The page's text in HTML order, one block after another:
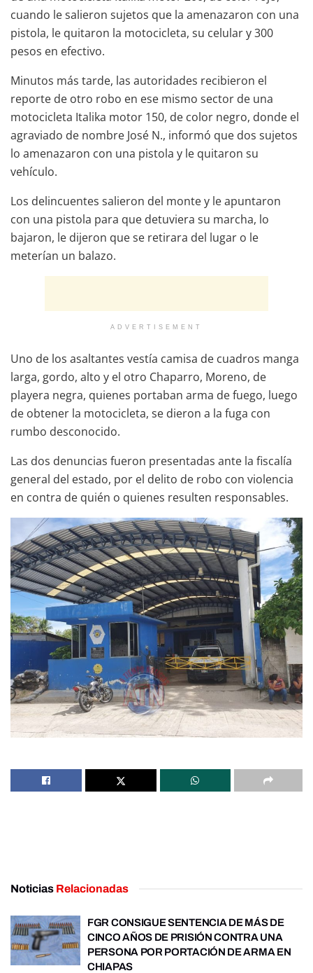
cuando le salieron sujetos que la amenazaron con una
pistola, le quitaron la motocicleta, su celular y 300
pesos en efectivo.
Minutos más tarde, las autoridades recibieron el
reporte de otro robo en ese mismo sector de una
motocicleta Italika motor 150, de color negro, donde el
agraviado de nombre José N., informó que dos sujetos
lo amenazaron con una pistola y le quitaron su
vehículo.
Los delincuentes salieron del monte y le apuntaron
con una pistola para que detuviera su marcha, lo
bajaron, le dijeron que se retirara del lugar o le
meterían un balazo.
ADVERTISEMENT
Uno de los asaltantes vestía camisa de cuadros manga
larga, gordo, alto y el otro Chaparro, Moreno, de
playera negra, quienes portaban arma de fuego, luego
de obtener la motocicleta, se dieron a la fuga con
rumbo desconocido.
Las dos denuncias fueron presentadas ante la fiscalía
general del estado, por el delito de robo con violencia
en contra de quién o quienes resulten responsables.
Noticias Relacionadas
FGR CONSIGUE SENTENCIA DE MÁS DE
CINCO AÑOS DE PRISIÓN CONTRA UNA
PERSONA POR PORTACIÓN DE ARMA EN
CHIAPAS